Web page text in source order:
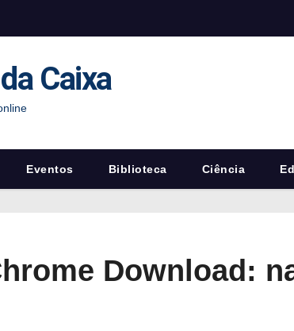
Caixa
Eventos Biblioteca Ciência
Download: